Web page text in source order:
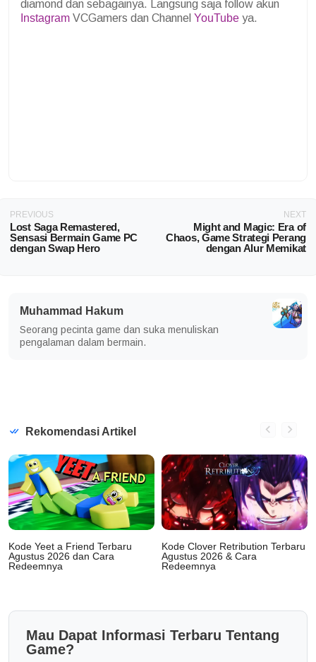
diamond dan sebagainya. Langsung saja follow akun
Instagram VCGamers dan Channel YouTube ya.
PREVIOUS
Lost Saga Remastered,
Sensasi Bermain Game PC
dengan Swap Hero
NEXT
Might and Magic: Era of
Chaos, Game Strategi Perang
dengan Alur Memikat
Muhammad Hakum
Seorang pecinta game dan suka menuliskan
pengalaman dalam bermain.
Rekomendasi Artikel
Kode Yeet a Friend Terbaru
Agustus 2026 dan Cara
Redeemnya
Kode Clover Retribution Terbaru
Agustus 2026 & Cara
Redeemnya
Mau Dapat Informasi Terbaru Tentang
Game?